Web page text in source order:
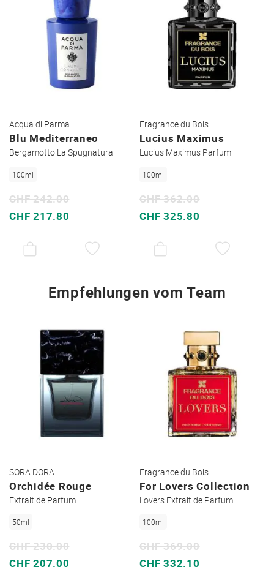
Acqua di Parma
Blu Mediterraneo
Bergamotto La Spugnatura
100ml
Sonderpreis
CHF 217.80
CHF 242.00
Fragrance du Bois
Lucius Maximus
Lucius Maximus Parfum
100ml
Sonderpreis
CHF 325.80
CHF 362.00
Empfehlungen vom Team
SORA DORA
Orchidée Rouge
Extrait de Parfum
50ml
Sonderpreis
CHF 207.00
CHF 230.00
Fragrance du Bois
For Lovers Collection
Lovers Extrait de Parfum
100ml
Sonderpreis
CHF 332.10
CHF 369.00